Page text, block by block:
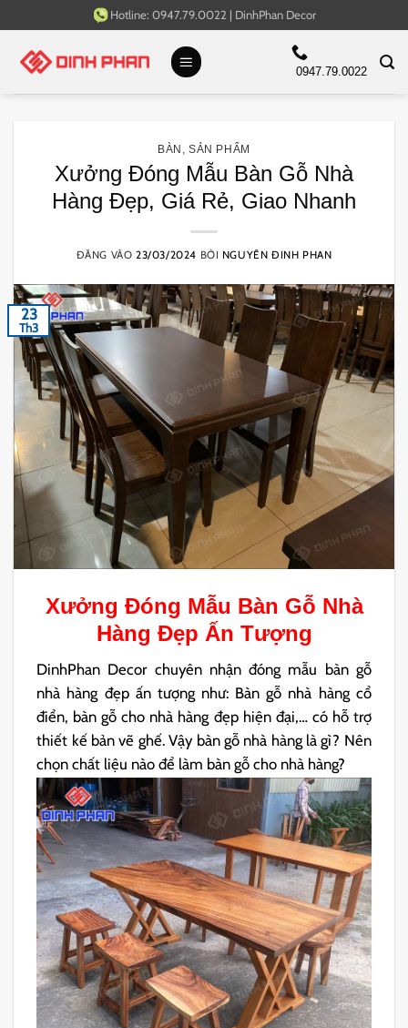
qua
Hotline: 0947.79.0022 | DinhPhan Decor
0947.79.0022
BÀN ,SẢN PHẨM
Xưởng Đóng Mẫu Bàn Gỗ Nhà
Hàng Đẹp, Giá Rẻ, Giao Nhanh
ĐĂNG VÀO23/03/2024 BỞI NGUYÊN ĐINH PHAN
23
Th3
Xưởng Đóng Mẫu Bàn Gỗ Nhà
Hàng Đẹp Ấn Tượng
DinhPhan Decor chuyên nhận đóng mẫu bàn gỗ
nhà hàng đẹp ấn tượng như: Bàn gỗ nhà hàng cổ
điển, bàn gỗ cho nhà hàng đẹp hiện đại,… có hỗ trợ
thiết kế bản vẽ ghế. Vậy bàn gỗ nhà hàng là gì? Nên
chọn chất liệu nào để làm bàn gỗ cho nhà hàng?